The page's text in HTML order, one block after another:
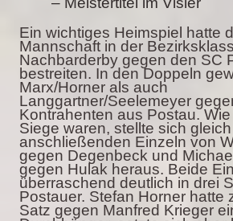
Ein wichtiges Heimspiel hatte
Mannschaft in der
Nachbarderby gegen den SC
bestreiten. In den Doppeln
Marx/Horner als auch
Langgartner/Seelemeyer
Kontrahenten aus Postau.
Siege waren, stellte sich
anschließenden Einzeln von
gegen Degenbeck und
gegen Hulak heraus. Beide
überraschend deutlich in drei
Postauer. Stefan Horner hatte
Satz gegen Manfred Krieger